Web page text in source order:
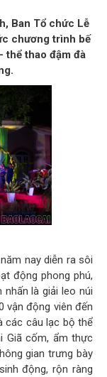
Ban Tổ chức Lễ
chương trình bế
thể thao đậm đà
nay diễn ra sôi
động phong phú,
là giải leo núi
vận động viên đến
các câu lạc bộ thể
Giã cốm, ẩm thực
gian trưng bày
động, rộn ràng